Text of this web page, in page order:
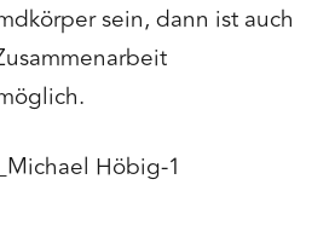
sein, dann ist auch